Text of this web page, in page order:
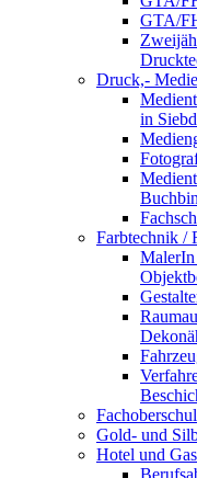
GTA/
Druck,-
in
Farbtechnik /
Gold- und
Hotel und